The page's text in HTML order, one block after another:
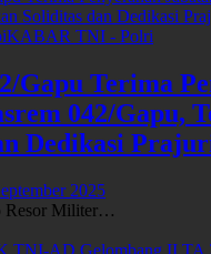
KABAR TNI - Polri
Gapu Terima
042/Gapu,
Dedikasi
2025
Resor Militer…